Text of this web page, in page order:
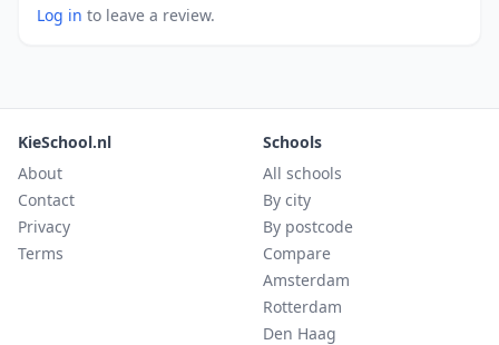
Log in to leave a review.
KieSchool.nl
About
Contact
Privacy
Terms
Schools
All schools
By city
By postcode
Compare
Amsterdam
Rotterdam
Den Haag